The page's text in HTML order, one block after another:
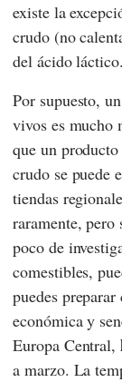
existe la
crudo (no
del ácido láctico.
Por supuesto,
vivos es mucho
que un
crudo se puede
tiendas
raramente,
poco de
comestibles,
puedes
económica y
Europa Central,
a marzo. La